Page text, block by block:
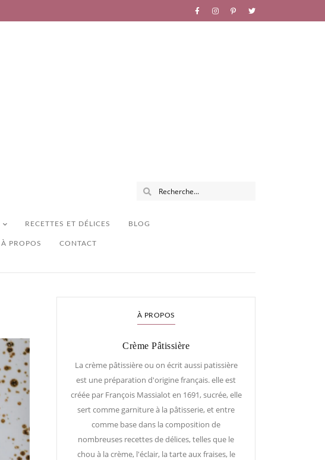
RECETTES ET DÉLICES BLOG
À PROPOS CONTACT
À PROPOS
Crème Pâtissière
La crème pâtissière ou on écrit aussi patissière
est une préparation d'origine français. elle est
créée par François Massialot en 1691, sucrée, elle
sert comme garniture à la pâtisserie, et entre
comme base dans la composition de
nombreuses recettes de délices, telles que le
chou à la crème, l'éclair, la tarte aux fraises, le